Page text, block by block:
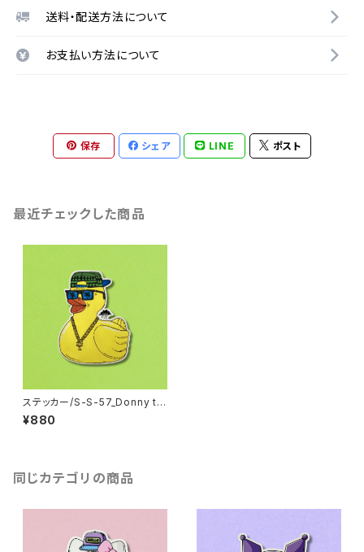
送料・配送方法について
お支払い方法について
保存 シェア LINE ポスト
最近チェックした商品
ステッカー/S-S-57_Donny th
e Duck
¥880
同じカテゴリの商品